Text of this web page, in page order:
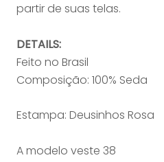
partir de suas telas.
DETAILS:
Feito no Brasil
Composição: 100% Seda
Estampa: Deusinhos Rosa
A modelo veste 38